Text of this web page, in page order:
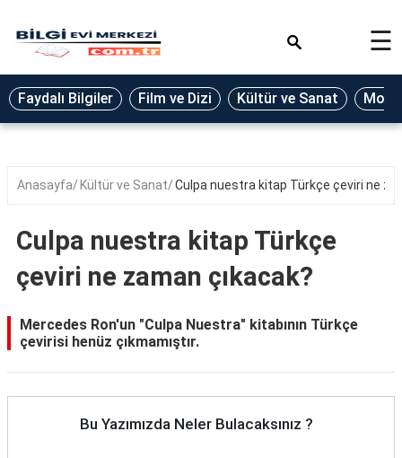
Eğitim
Ekonomi
Seyahat
Oyun
Yaşam
Hukuk
☰
Faydalı Bilgiler Film ve Dizi Kültür ve Sanat
Anasayfa Kültür ve Sanat Culpa nuestra kitap Türkçe çeviri ne
Culpa nuestra kitap Türkçe
çeviri ne zaman çıkacak?
Mercedes Ron'un "Culpa Nuestra" kitabının Türkçe
çevirisi henüz çıkmamıştır.
Bu Yazımızda Neler Bulacaksınız ?